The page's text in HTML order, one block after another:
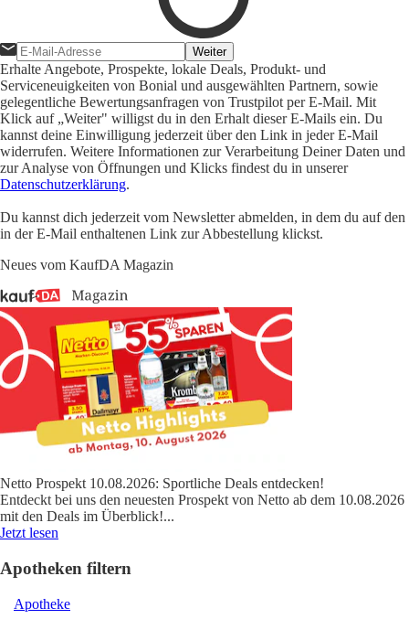
Weiter
Erhalte Angebote, Prospekte, lokale Deals, Produkt- und
Serviceneuigkeiten von Bonial und ausgewählten Partnern, sowie
gelegentliche Bewertungsanfragen von Trustpilot per E-Mail. Mit
Klick auf „Weiter" willigst du in den Erhalt dieser E-Mails ein. Du
kannst deine Einwilligung jederzeit über den Link in jeder E-Mail
widerrufen. Weitere Informationen zur Verarbeitung Deiner Daten und
zur Analyse von Öffnungen und Klicks findest du in unserer
Datenschutzerklärung.
Du kannst dich jederzeit vom Newsletter abmelden, in dem du auf den
in der E-Mail enthaltenen Link zur Abbestellung klickst.
Neues vom KaufDA Magazin
Netto Prospekt 10.08.2026: Sportliche Deals entdecken!
Entdeckt bei uns den neuesten Prospekt von Netto ab dem 10.08.2026
mit den Deals im Überblick!...
Jetzt lesen
Apotheken filtern
Apotheke